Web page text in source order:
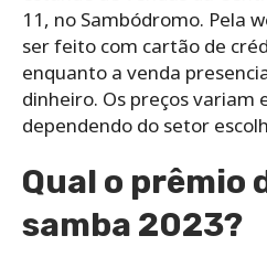
11, no Sambódromo. Pela
ser feito com cartão de
enquanto a venda
dinheiro. Os preços variam
dependendo do setor
Qual o prêmio
samba 2023?